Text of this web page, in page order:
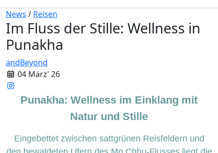
News / Reisen
Im Fluss der Stille: Wellness in
Punakha
andBeyond
04 März' 26
Punakha: Wellness im Einklang mit
Natur und Stille
Eingebettet zwischen sattgrünen Reisfeldern und